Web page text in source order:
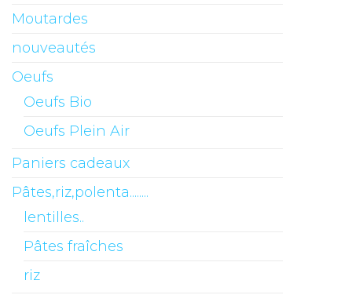
Moutardes
nouveautés
Oeufs
Oeufs Bio
Oeufs Plein Air
Paniers cadeaux
Pâtes,riz,polenta........
lentilles..
Pâtes fraîches
riz